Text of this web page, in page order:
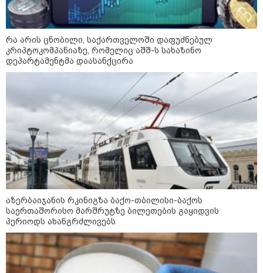
8
აგვისტო
ასტროლოგიური
პროგნოზი
8 აგვისტო ახალ შთაგონებასა და ემოციურ სიახლოვეს
მოიტანს. გაიზრდება ინტერესი შემოქმედებითი საქმიანობისა
და კულტურული ღონისძიებების მიმართ. საღამო
განსაკუთრებით ხელსაყრელია საყვარელ ადამიანებთან
დროის გასატარებლად და თბილი, გულახდილი
საუბრებისთვის.
აგვისტო აგარაკზე: ეს 5 საქმე
უნდა მოასწროთ შემოდგომის
დადგომამდე
რა არის ცნობილი, საქართველოში დაფუძნებულ
კრიპტოკომპანიაზე, რომელიც აშშ-ს სახაზინო
დეპარტამენტმა დაასანქცირა
აზერბაიჯანის რკინიგზა ბაქო-თბილისი-ბაქოს
საერთაშორისო მარშრუტზე ბილეთების გაყიდვის
პერიოდს ახანგრძლივებს